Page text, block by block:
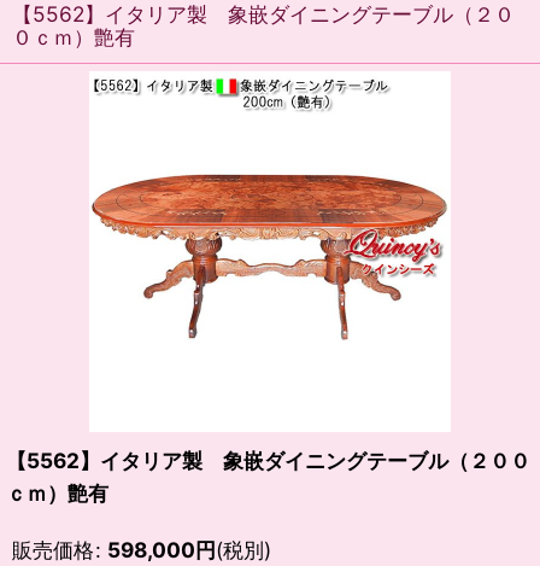
【5562】イタリア製 象嵌ダイニングテーブル（２０
０ｃｍ）艶有
【5562】イタリア製 象嵌ダイニングテーブル（２００
ｃｍ）艶有
販売価格: 598,000円(税別)